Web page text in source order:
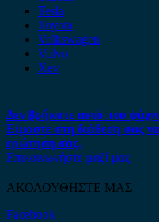
Tesla
Toyota
Volkswagen
Volvo
Xev
Δεν βρήκατε αυτό που
Είμαστε στη διάθεση σας
ερώτηση σας.
Επικοινωνήστε μαζί μας
ΑΚΟΛΟΥΘΗΣΤΕ ΜΑΣ
Facebook